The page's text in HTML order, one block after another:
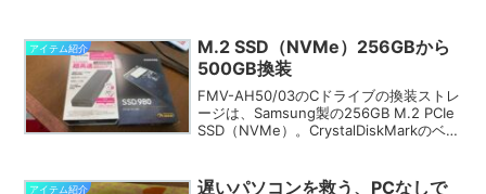
たなくヨドバシオンラインを紹介されて
（...
アイテム紹介
M.2 SSD（NVMe）256GBから
500GB換装
FMV-AH50/03のCドライブの換装ストレ
ージは、Samsung製の256GB M.2 PCIe
SSD（NVMe）。CrystalDiskMarkのベン
アイテム紹介
遅いパソコンを救う、PCなしで